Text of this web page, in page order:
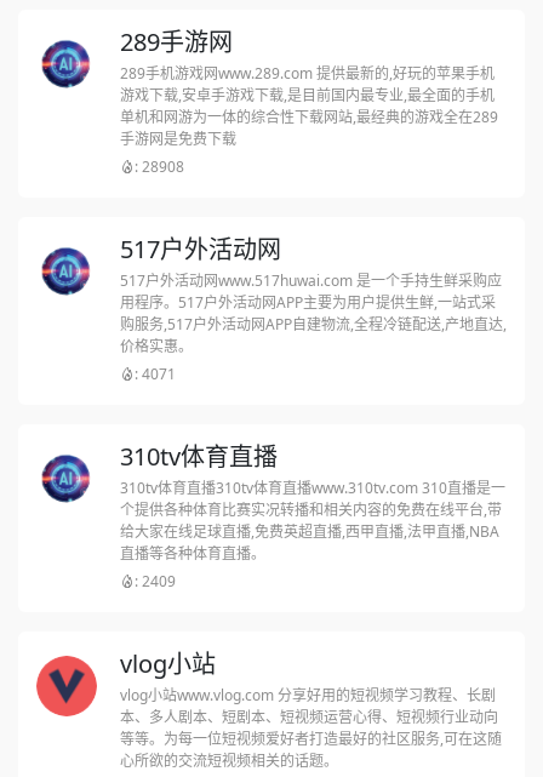
289手游网
289手机游戏网www.289.com 提供最新的,好玩的苹果手机
游戏下载,安卓手游戏下载,是目前国内最专业,最全面的手机
单机和网游为一体的综合性下载网站,最经典的游戏全在289
手游网是免费下载
: 28908
517户外活动网
517户外活动网www.517huwai.com 是一个手持生鲜采购应
用程序。517户外活动网APP主要为用户提供生鲜,一站式采
购服务,517户外活动网APP自建物流,全程冷链配送,产地直达,
价格实惠。
: 4071
310tv体育直播
310tv体育直播310tv体育直播www.310tv.com 310直播是一
个提供各种体育比赛实况转播和相关内容的免费在线平台,带
给大家在线足球直播,免费英超直播,西甲直播,法甲直播,NBA
直播等各种体育直播。
: 2409
vlog小站
vlog小站www.vlog.com 分享好用的短视频学习教程、长剧
本、多人剧本、短剧本、短视频运营心得、短视频行业动向
等等。为每一位短视频爱好者打造最好的社区服务,可在这随
心所欲的交流短视频相关的话题。